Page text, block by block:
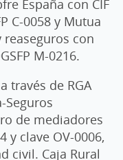
España con CIF
C-0058 y Mutua
reaseguros con
M-0216.
través de RGA
Seguros
de mediadores
y clave OV-0006,
civil. Caja Rural